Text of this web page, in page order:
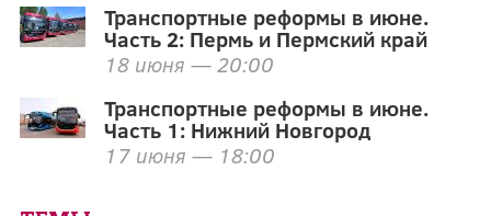
Транспортные реформы в июне.
Часть 2: Пермь и Пермский край
18 июня — 20:00
Транспортные реформы в июне.
Часть 1: Нижний Новгород
17 июня — 18:00